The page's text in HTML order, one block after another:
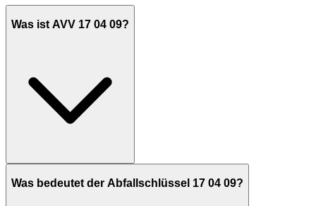
Was ist AVV 17 04 09?
Was bedeutet der Abfallschlüssel 17 04 09?